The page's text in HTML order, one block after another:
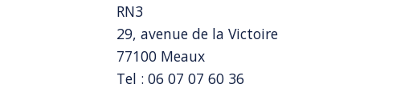
RN3
29, avenue de la Victoire
77100 Meaux
Tel : 06 07 07 60 36